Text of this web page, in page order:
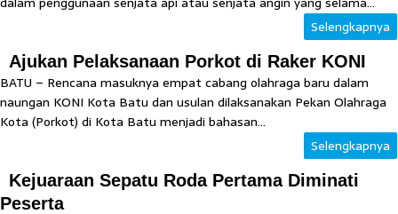
Selengkapnya
Ajukan Pelaksanaan Porkot di Raker KONI
BATU – Rencana masuknya empat cabang olahraga baru dalam
naungan KONI Kota Batu dan usulan dilaksanakan Pekan Olahraga
Kota (Porkot) di Kota Batu menjadi bahasan...
Selengkapnya
Kejuaraan Sepatu Roda Pertama Diminati
Peserta